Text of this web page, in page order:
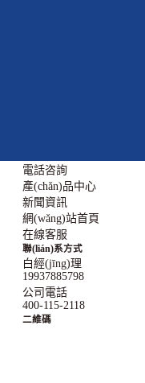
電話咨詢
產(chǎn)品中心
新聞資訊
網(wǎng)站首頁
在線客服
聯(lián)系方式
白經(jīng)理
19937885798
公司電話
400-115-2118
二維碼